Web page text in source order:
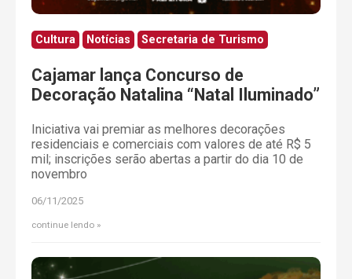
Cultura Notícias Secretaria de Turismo
Cajamar lança Concurso de
Decoração Natalina “Natal Iluminado”
Iniciativa vai premiar as melhores decorações
residenciais e comerciais com valores de até R$ 5
mil; inscrições serão abertas a partir do dia 10 de
novembro
06/11/2025
continue lendo